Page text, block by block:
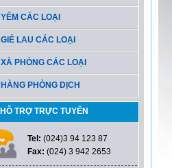
YẾM CÁC LOẠI
GIẺ LAU CÁC LOẠI
XÀ PHÒNG CÁC LOẠI
HÀNG PHÒNG DỊCH
HỖ TRỢ TRỰC TUYẾN
Tel: (024)3 94 123 87
Fax: (024) 3 942 2653